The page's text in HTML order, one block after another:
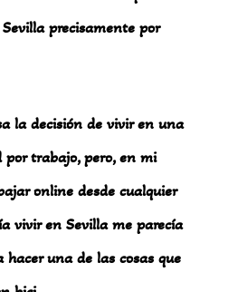
precisamente por
la decisión de vivir en una
trabajo, pero, en mi
online desde cualquier
vivir en Sevilla me parecía
una de las cosas que